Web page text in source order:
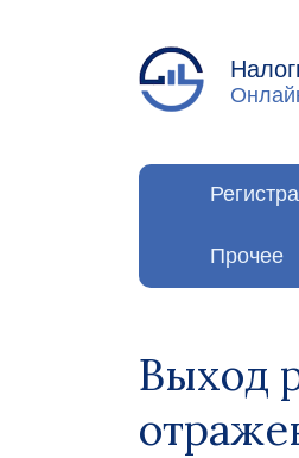
Прочее
Выход